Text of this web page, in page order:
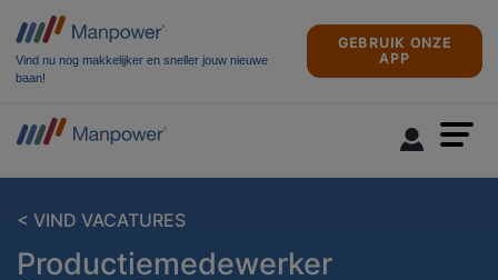
Vind nu nog makkelijker en sneller jouw nieuwe
baan!
GEBRUIK ONZE
APP
< VIND VACATURES
Productiemedewerker